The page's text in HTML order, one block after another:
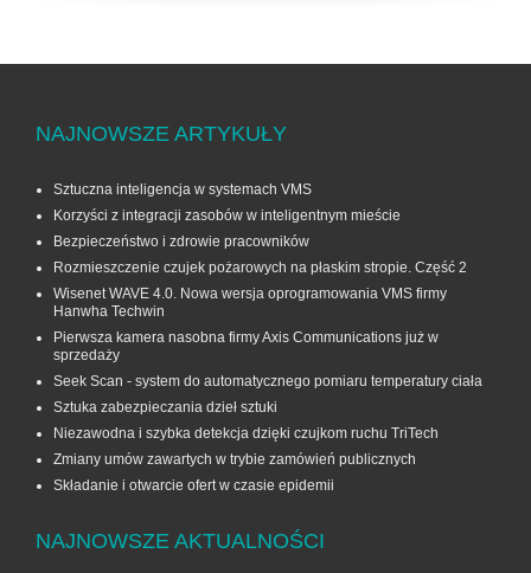
NAJNOWSZE ARTYKUŁY
Sztuczna inteligencja w systemach VMS
Korzyści z integracji zasobów w inteligentnym mieście
Bezpieczeństwo i zdrowie pracowników
Rozmieszczenie czujek pożarowych na płaskim stropie. Część 2
Wisenet WAVE 4.0. Nowa wersja oprogramowania VMS firmy
Hanwha Techwin
Pierwsza kamera nasobna firmy Axis Communications już w
sprzedaży
Seek Scan - system do automatycznego pomiaru temperatury ciała
Sztuka zabezpieczania dzieł sztuki
Niezawodna i szybka detekcja dzięki czujkom ruchu TriTech
Zmiany umów zawartych w trybie zamówień publicznych
Składanie i otwarcie ofert w czasie epidemii
NAJNOWSZE AKTUALNOŚCI